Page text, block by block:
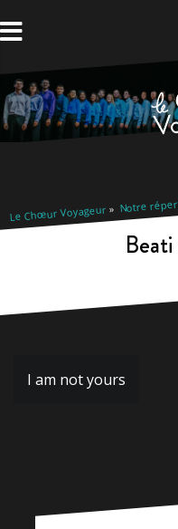
au
Le Chœur Voyageur Notre
Navigation
I am not yours